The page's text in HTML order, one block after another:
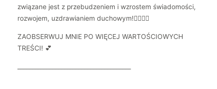
związane jest z przebudzeniem i wzrostem świadomości,
rozwojem, uzdrawianiem duchowym!🧚🏻‍♀️✨
ZAOBSERWUJ MNIE PO WIĘCEJ WARTOŚCIOWYCH
TREŚCI! 💕